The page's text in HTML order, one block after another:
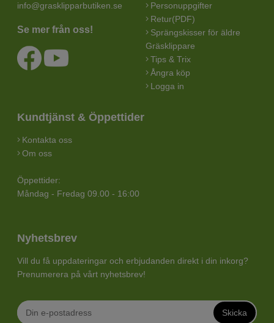
info@grasklipparbutiken.se
Se mer från oss!
Personuppgifter
Retur(PDF)
Sprängskisser för äldre
Gräsklippare
Tips & Trix
Ångra köp
Logga in
Kundtjänst & Öppettider
Kontakta oss
Om oss
Öppettider:
Måndag - Fredag 09.00 - 16:00
Nyhetsbrev
Vill du få uppdateringar och erbjudanden direkt i din inkorg?
Prenumerera på vårt nyhetsbrev!
Skicka